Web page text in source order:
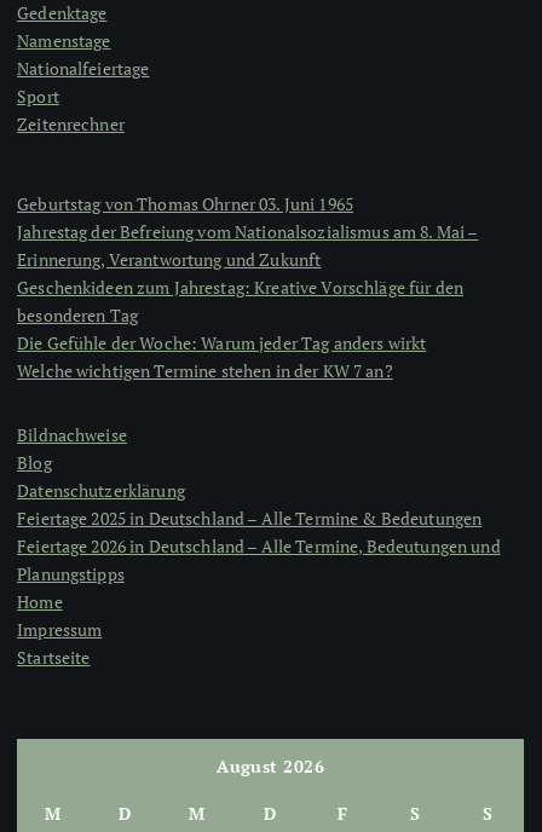
Gedenktage
Namenstage
Nationalfeiertage
Sport
Zeitenrechner
Geburtstag von Thomas Ohrner 03. Juni 1965
Jahrestag der Befreiung vom Nationalsozialismus am 8. Mai –
Erinnerung, Verantwortung und Zukunft
Geschenkideen zum Jahrestag: Kreative Vorschläge für den
besonderen Tag
Die Gefühle der Woche: Warum jeder Tag anders wirkt
Welche wichtigen Termine stehen in der KW 7 an?
Bildnachweise
Blog
Datenschutzerklärung
Feiertage 2025 in Deutschland – Alle Termine & Bedeutungen
Feiertage 2026 in Deutschland – Alle Termine, Bedeutungen und
Planungstipps
Home
Impressum
Startseite
August 2026
M D M D F S S